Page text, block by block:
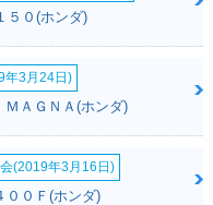
５０(ホンダ)
年3月24日)
ＭＡＧＮＡ(ホンダ)
(2019年3月16日)
００Ｆ(ホンダ)